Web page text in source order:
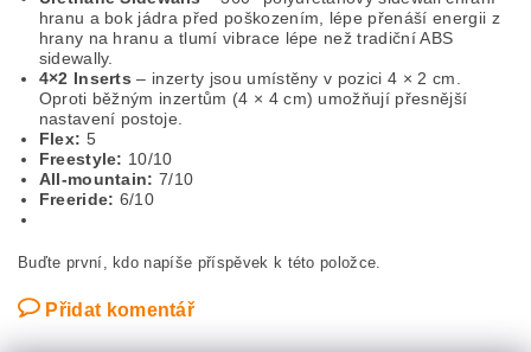
hranu a bok jádra před poškozením, lépe přenáší energii z
hrany na hranu a tlumí vibrace lépe než tradiční ABS
sidewally.
4×2 Inserts – inzerty jsou umístěny v pozici 4 × 2 cm.
Oproti běžným inzertům (4 × 4 cm) umožňují přesnější
nastavení postoje.
Flex: 5
Freestyle: 10/10
All-mountain: 7/10
Freeride: 6/10
Buďte první, kdo napíše příspěvek k této položce.
Přidat komentář